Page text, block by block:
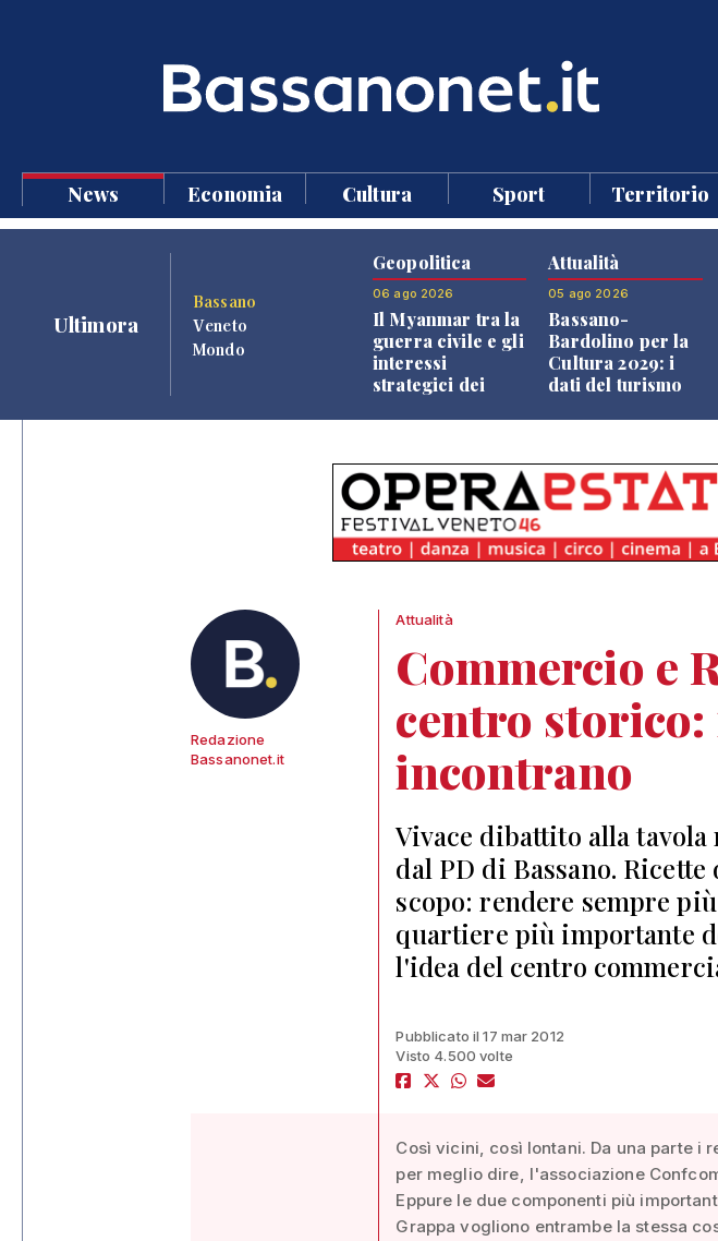
News Economia Cultura Sport Territorio
Ultimora
Bassano
Veneto
Mondo
Geopolitica
06 ago 2026
Il Myanmar tra la
guerra civile e gli
interessi
strategici dei
Attualità
05 ago 2026
Bassano-
Bardolino per la
Cultura 2029: i
dati del turismo
Redazione
Bassanonet.it
Attualità
Commercio e
centro
incontrano
Vivace dibattito alla
dal PD di Bassano.
scopo: rendere sempre
quartiere più importante
l'idea del centro
Pubblicato il 17 mar 2012
Visto 4.500 volte
Così vicini, così lontani. Da una parte
per meglio dire, l'associazione
Eppure le due componenti più
Grappa vogliono entrambe la stessa